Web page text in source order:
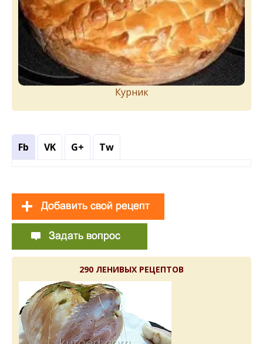
Курник
Fb VK G+ Tw
290 ЛЕНИВЫХ РЕЦЕПТОВ